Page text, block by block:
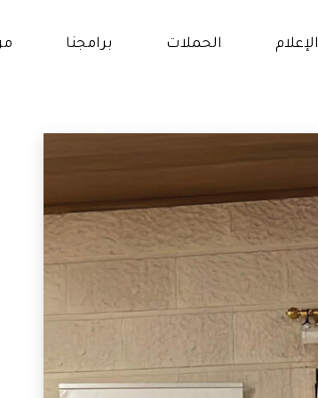
الإعلام الحملات برامجنا
الفتيات
والإجتماعي
برنامج التعلم والتعليم